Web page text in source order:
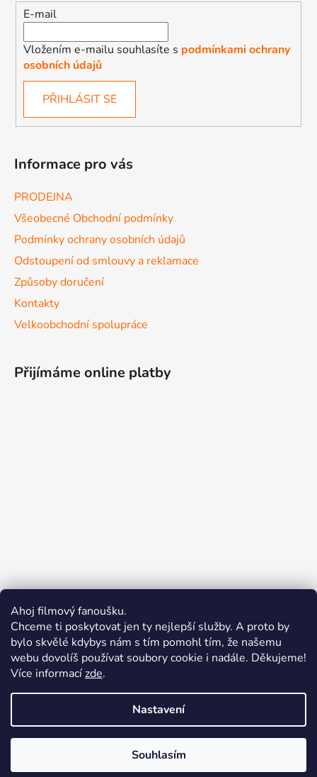
Ahoj filmový fanoušku.
Chceme ti poskytovat jen ty nejlepší služby. A proto by
bylo skvělé kdybys nám s tím pomohl tím, že našemu
webu dovolíš používat soubory cookie i nadále. Děkujeme!
Více informacízde.
Nastavení
Souhlasím
E-mail
Vložením e-mailu souhlasíte s podmínkami ochrany
osobních údajů
PŘIHLÁSIT SE
Informace pro vás
PRODEJNA
Všeobecné Obchodní podmínky
Podmínky ochrany osobních údajů
Odstoupení od smlouvy a reklamace
Způsoby doručení
Kontakty
Velkoobchodní spolupráce
Přijímáme online platby
Merchion | Pořiďte si vlastní merch
Midnight Gear | Ride the night, wear the soul
Vytvořil Shoptet